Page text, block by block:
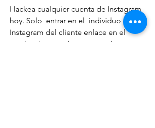
Hackea cualquier cuenta de Instagram
hoy. Solo  entrar en el  individuo de
Instagram del cliente enlace en el
cuadro de entrada  enumerados a